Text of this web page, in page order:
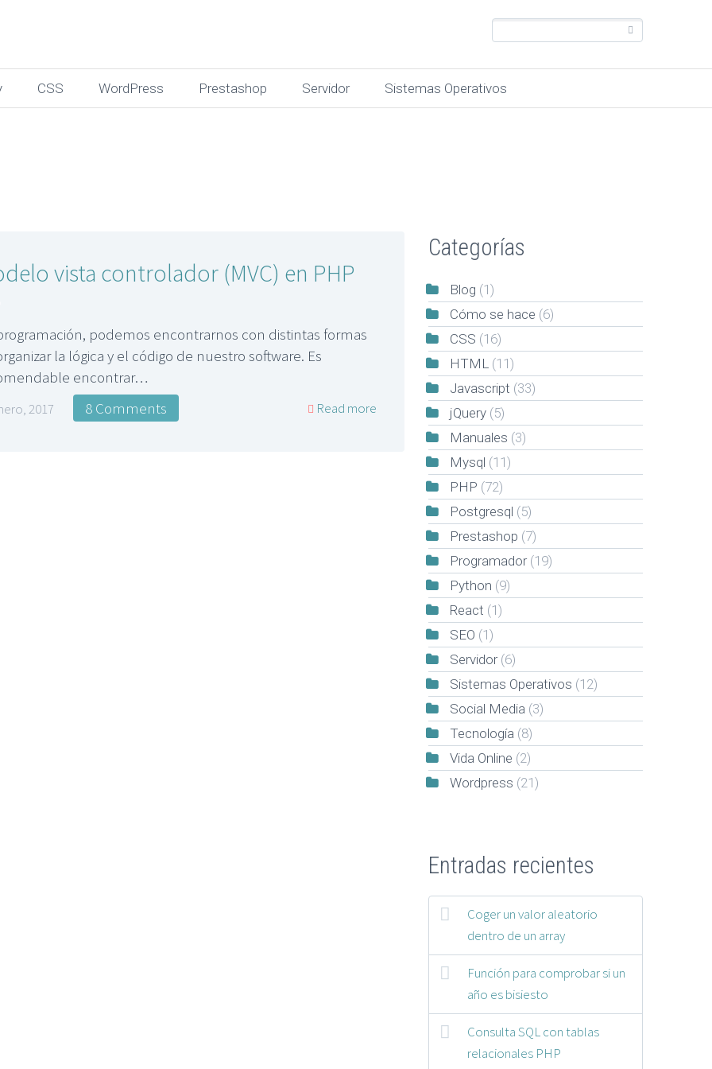
CSS WordPress Prestashop Servidor Sistemas Operativos
vista controlador (MVC) en PHP
podemos encontrarnos con distintas formas
la lógica y el código de nuestro software. Es
encontrar…
2017 8 Comments Read more
Categorías
Blog (1)
Cómo se hace (6)
CSS (16)
HTML (11)
Javascript (33)
jQuery (5)
Manuales (3)
Mysql (11)
PHP (72)
Postgresql (5)
Prestashop (7)
Programador(19)
Python (9)
React (1)
SEO (1)
Servidor(6)
Sistemas Operativos (12)
Social Media (3)
Tecnología (8)
Vida Online (2)
Wordpress (21)
Entradas recientes
Coger un valor aleatorio
dentro de un array
Función para comprobar si un
año es bisiesto
Consulta SQL con tablas
relacionales PHP